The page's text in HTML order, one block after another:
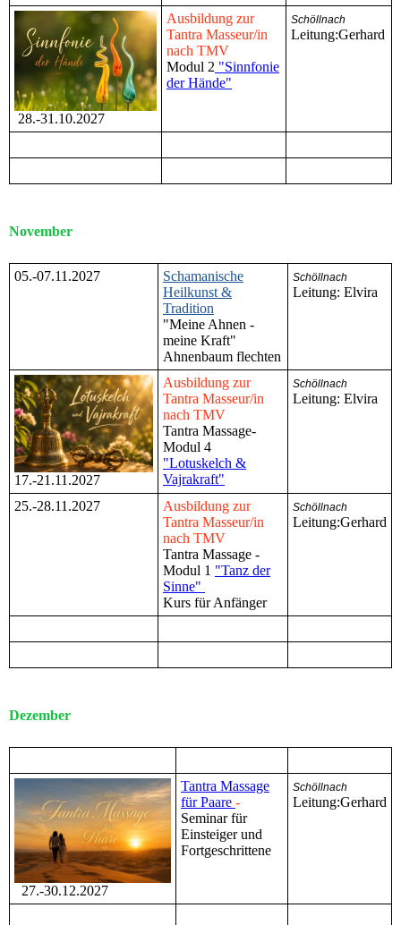
28.-31.10.2027
Ausbildung zur
Tantra Masseur/in
nach TMV
Modul 2 "Sinnfonie
der Hände"
Schöllnach
Leitung:Gerhard
November
05.-07.11.2027
Schamanische
Heilkunst &
Tradition
"Meine Ahnen -
meine Kraft"
Ahnenbaum flechten
Schöllnach
Leitung: Elvira
17.-21.11.2027
Ausbildung zur
Tantra Masseur/in
nach TMV
Tantra Massage-
Modul 4
"Lotuskelch &
Vajrakraft"
Schöllnach
Leitung: Elvira
25.-28.11.2027
Ausbildung zur
Tantra Masseur/in
nach TMV
Tantra Massage -
Modul 1 "Tanz der
Sinne"
Kurs für Anfänger
Schöllnach
Leitung:Gerhard
Dezember
27.-30.12.2027
Tantra Massage
für Paare -
Seminar für
Einsteiger und
Fortgeschrittene
Schöllnach
Leitung:Gerhard